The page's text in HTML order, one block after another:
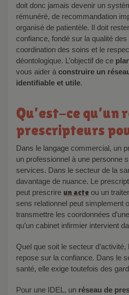
doit donc jamais devenir un
rémunéré, de recommandation
organisé de patientèle. Il doit
confiance, fondé sur la qualité
coordination des soins et le
déontologique. L’objectif de ce
vous aider àconstruire un
identifiable et utile.
Qu’est-ce qu’un réseau de
prescripteurs
Dans le langage commercial, un prescripteur recommande
un professionnel à une personne
services. Dans le secteur de la
davantage de nuance. Le
peut prescrire un acte ou un
sens relationnel peut simplement
transmettre les coordonnées
qu’un cabinet infirmier intervient
Quel que soit le secteur d’activité, la recommandation
repose sur la confiance. Dans le
santé, elle exige toutefois des
Pour une IDEL, un réseau de